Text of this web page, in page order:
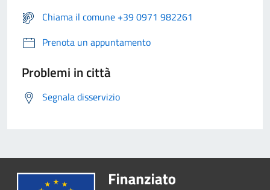
Chiama il comune +39 0971 982261
Prenota un appuntamento
Problemi in città
Segnala disservizio